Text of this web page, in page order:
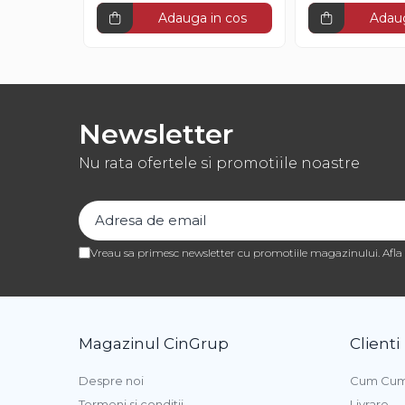
Pasta de Fructe
Baze si Mixuri Inghetata
Bastonase Lemn
Coji de Tarte
Premixuri Panificatie
Adauga in cos
Newsletter
Nu rata ofertele si promotiile noastre
Vreau sa primesc newsletter cu promotiile magazinului.
Magazinul CinGrup
Despre noi
Clienti
Cum